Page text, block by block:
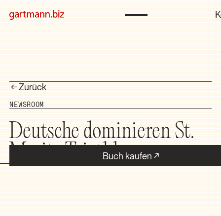
Buch kaufen
Zurück
NEWSROOM
Deutsche dominieren St.
Moritz Triathlon